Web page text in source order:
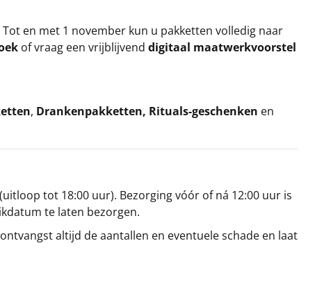
en met 1 november kun u pakketten volledig naar
of vraag een vrijblijvend digitaal maatwerkvoorstel
, Drankenpakketten, Rituals-geschenken en
tot 18:00 uur). Bezorging vóór of ná 12:00 uur is
te laten bezorgen.
altijd de aantallen en eventuele schade en laat